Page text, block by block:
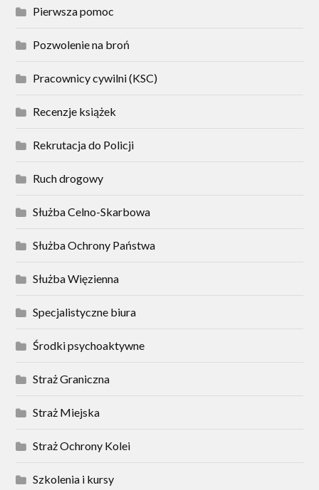
Pierwsza pomoc
Pozwolenie na broń
Pracownicy cywilni (KSC)
Recenzje książek
Rekrutacja do Policji
Ruch drogowy
Służba Celno-Skarbowa
Służba Ochrony Państwa
Służba Więzienna
Specjalistyczne biura
Środki psychoaktywne
Straż Graniczna
Straż Miejska
Straż Ochrony Kolei
Szkolenia i kursy